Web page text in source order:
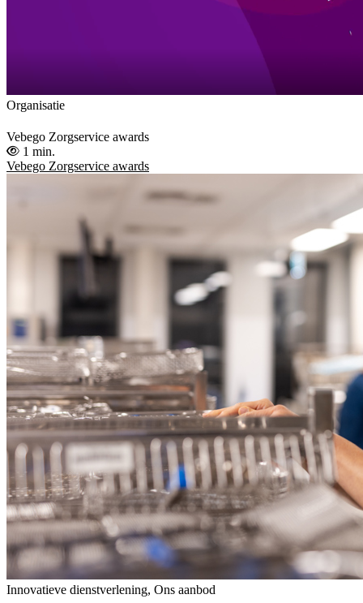
Organisatie
Vebego Zorgservice awards
1 min.
Vebego Zorgservice awards
Innovatieve dienstverlening, Ons aanbod